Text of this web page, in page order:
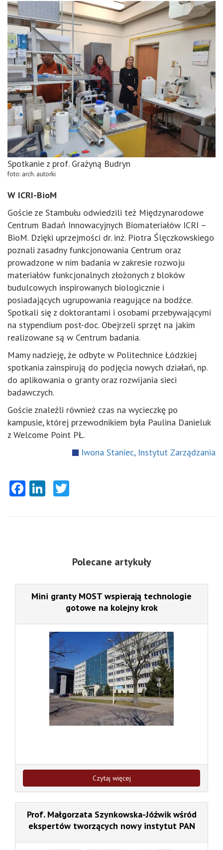
Spotkanie z prof. Grażyną Budryn
foto: arch. autorki
W ICRI-BioM
Goście ze Stambułu odwiedzili też Międzynarodowe
Centrum Badań Innowacyjnych Biomateriałów ICRI –
BioM. Dzięki uprzejmości dr. inż. Piotra Ślęczkowskiego
poznali zasadny funkcjonowania Centrum oraz
prowadzone w nim badania w zakresie rozwoju
materiałów funkcjonalnych złożonych z bloków
budulcowych inspirowanych biologicznie i
posiadających ugrupowania reagujące na bodźce.
Spotkali się z doktorantami i osobami przebywającymi
na stypendium post-doc. Obejrzeli sprzęt na jakim
realizowane są w Centrum badania.
Mamy nadzieję, że odbyte w Politechnice Łódzkiej
spotkania zainspirują do podjęcia nowych działań, np.
do aplikowania o granty oraz rozwijania sieci
badawczych.
Goście znaleźli również czas na wycieczkę po
kampusie, której przewodnikiem była Paulina Danieluk
z Welcome Point PŁ.
Iwona Staniec, Instytut Zarządzania
Facebook
LinkedIn
Polecane artykuły
Mini granty MOST wspierają technologie
gotowe na kolejny krok
Czytaj więcej
Prof. Małgorzata Szynkowska-Jóźwik wśród
ekspertów tworzących nowy instytut PAN